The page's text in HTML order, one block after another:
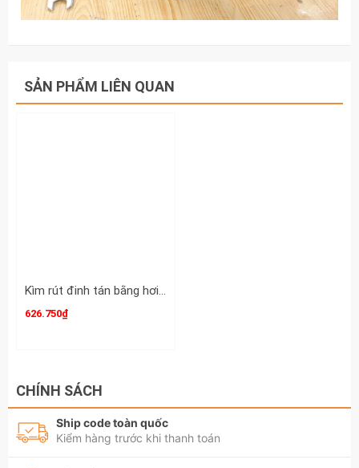
SẢN PHẨM LIÊN QUAN
Kìm rút đinh tán bằng hơi Air Riveter, máy tán đinh rive dùng khí nén loại ngang dạng sung
626.750₫
CHÍNH SÁCH
Ship code toàn quốc
Kiểm hàng trước khi thanh toán